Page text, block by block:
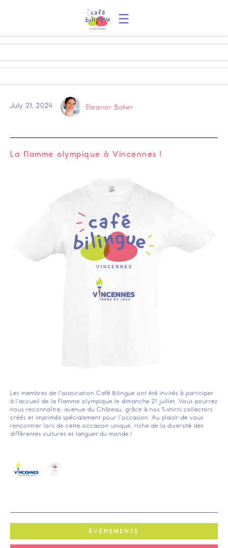
☰
July 21, 2024 Eleanor Baker
La flamme olympique à Vincennes !
Les membres de l'association Café Bilingue ont été invités à participer
à l'accueil de la flamme olympique le dimanche 21 juillet. Vous pourrez
nous reconnaître, avenue du Château, grâce à nos T-shirts collectors
créés et imprimés spécialement pour l'occasion. Au plaisir de vous
rencontrer lors de cette occasion unique, riche de la diversité des
différentes cultures et langues du monde !
ÉVÉNEMENTS